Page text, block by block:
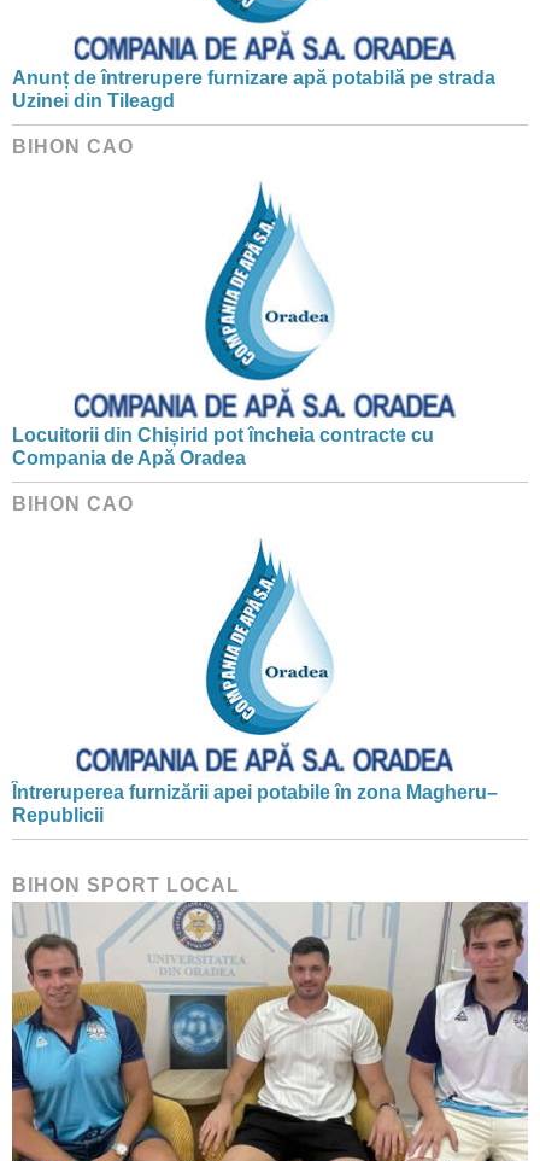
Anunț de întrerupere furnizare apă potabilă pe strada
Uzinei din Tileagd
BIHON CAO
Locuitorii din Chișirid pot încheia contracte cu
Compania de Apă Oradea
BIHON CAO
Întreruperea furnizării apei potabile în zona Magheru–
Republicii
BIHON SPORT LOCAL